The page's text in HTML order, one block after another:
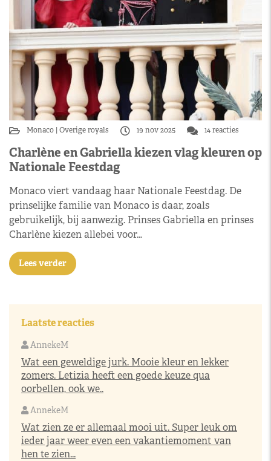
Monaco Overige royals 19 nov 2025 14 reacties
Charlène en Gabriella kiezen vlag kleuren op
Nationale Feestdag
Monaco viert vandaag haar Nationale Feestdag. De
prinselijke familie van Monaco is daar, zoals
gebruikelijk, bij aanwezig. Prinses Gabriella en prinses
Charlène kiezen allebei voor…
Lees verder
Laatste reacties
AnnekeM
Wat een geweldige jurk. Mooie kleur en lekker
zomers. Letizia heeft een goede keuze qua
oorbellen, ook we..
AnnekeM
Wat zien ze er allemaal mooi uit. Super leuk om
ieder jaar weer even een vakantiemoment van
hen te zien...